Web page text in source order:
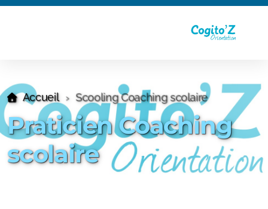
Accueil Scooling Coaching scolaire
Praticien Coaching
scolaire